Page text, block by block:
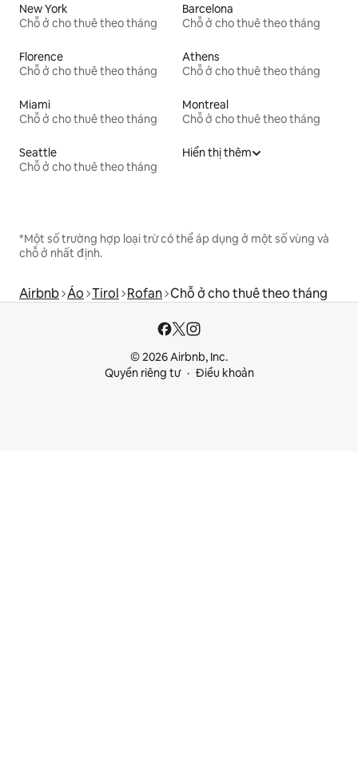
New York
Chỗ ở cho thuê theo tháng
Barcelona
Chỗ ở cho thuê theo tháng
Florence
Chỗ ở cho thuê theo tháng
Athens
Chỗ ở cho thuê theo tháng
Miami
Chỗ ở cho thuê theo tháng
Montreal
Chỗ ở cho thuê theo tháng
Seattle
Chỗ ở cho thuê theo tháng
Hiển thị thêm
*Một số trường hợp loại trừ có thể áp dụng ở một số vùng và
chỗ ở nhất định.
Airbnb Áo Tirol Rofan Chỗ ở cho thuê theo tháng
© 2026 Airbnb, Inc.
Quyền riêng tư
Điều khoản